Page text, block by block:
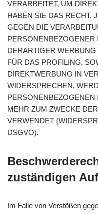
VERARBEITET, UM
HABEN SIE DAS RECHT,
GEGEN DIE
PERSONENBEZOGENER
DERARTIGER
FÜR DAS PROFILING,
DIREKTWERBUNG IN
WIDERSPRECHEN,
PERSONENBEZOGENEN
MEHR ZUM ZWECKE
VERWENDET
DSGVO).
zuständigen
Im Falle von Verstößen